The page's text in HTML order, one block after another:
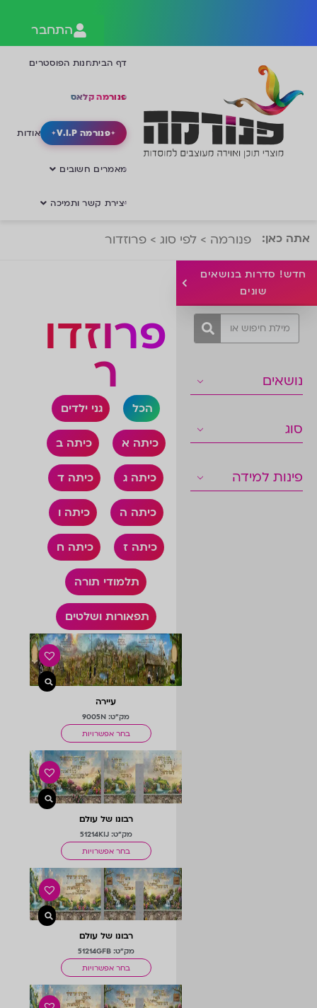
התחבר
דף הביתחנות הפוסטרים
פנורמה קלאס
פנורמה V.I.P אודות
מאמרים חשובים
יצירת קשר ותמיכה
אתה כאן: פנורמה > לפי סוג > פרוזדור
חדש! סדרות בנושאים
שונים
נושאים
סוג
פינות למידה
פרוזדו
ר
הכל גני ילדים
כיתה א כיתה ב
כיתה ג כיתה ד
כיתה ה כיתה ו
כיתה ז כיתה ח
תלמודי תורה
תפאורות ושלטים
עיירה
מק"ט: 9005N
בחר אפשרויות
רבונו של עולם
מק"ט: 51214KIJ
בחר אפשרויות
רבונו של עולם
מק"ט: 51214GFB
בחר אפשרויות